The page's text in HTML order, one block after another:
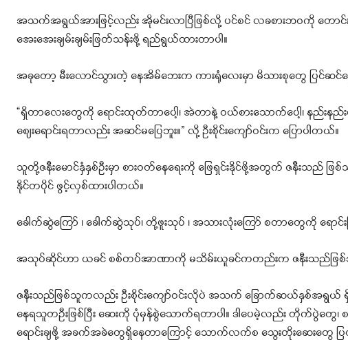
အသက်အရွယ်အားဖြင့်လည်း အိုမင်းလာပြီဖြစ်လို့ ပင်စင် လခစားဘဝကို တေ
အေးအေးချမ်းချမ်းဖြတ်သန်းဖို့ ရည်ရွယ်ထားတာပါ။
အခုတော့ မီးလောင်သွားတဲ့ နေအိမ်ဘေးက ကားရုံလေးမှာ မိသားစုတွေ ပြင်ဆင်
“ရှိတာလေးတွေကို ရောင်းထုတ်တာပေါ့၊ အဲတာနဲ့ ဝယ်စားသောက်ပေါ့၊ နည်းနည်
စျေးရောင်းရတာလည်း အဆင်မပြေဘူး။” လို့ ဦးစိုင်းကျော်ဝင်းက ပြောပါတယ်။
သူတို့ဇနီးမောင်နှံနှစ်ဦးမှာ စားဝတ်နေရေးကို ဖြေရှင်းနိုင်ဖို့အတွက် ဇနီးသည်
နိုင်တပိုင် ဖွင့်လှစ်ထားပါတယ်။
ခေါက်ဆွဲကြော် ၊ ခေါက်ဆွဲသုပ်၊ တို့ဖူးသုပ် ၊ အသားလုံးကြော် စတာတွေကို ရောင်းပ
အသုပ်ဆိုင်ဟာ ယခင် စစ်တပ်အာဏာကို မသိမ်းယူခင်ကတည်းက ဇနီးသည်ဖြစ်
ဇနီးသည်ဖြစ်သူကလည်း ဦးစိုင်းကျော်ဝင်းလိုပဲ အသက် ခြောက်ဆယ်နှစ်အရွယ် ရှိနေ
နေရသူတဦးဖြစ်ပြီး ဆေးကို ပုံမှန်စွဲသောက်ရတာပါ။ ဒါပေမဲ့လည်း တိုက်ပွဲတွ
ရောင်းချဖို့ အခက်အခဲတွေရှိနေတာကြောင့် သောက်လက်စ သွေးတိုးဆေးတွေ